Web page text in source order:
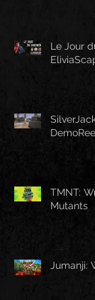
Le Jour
TMNT:
Mutants
Jumanji: